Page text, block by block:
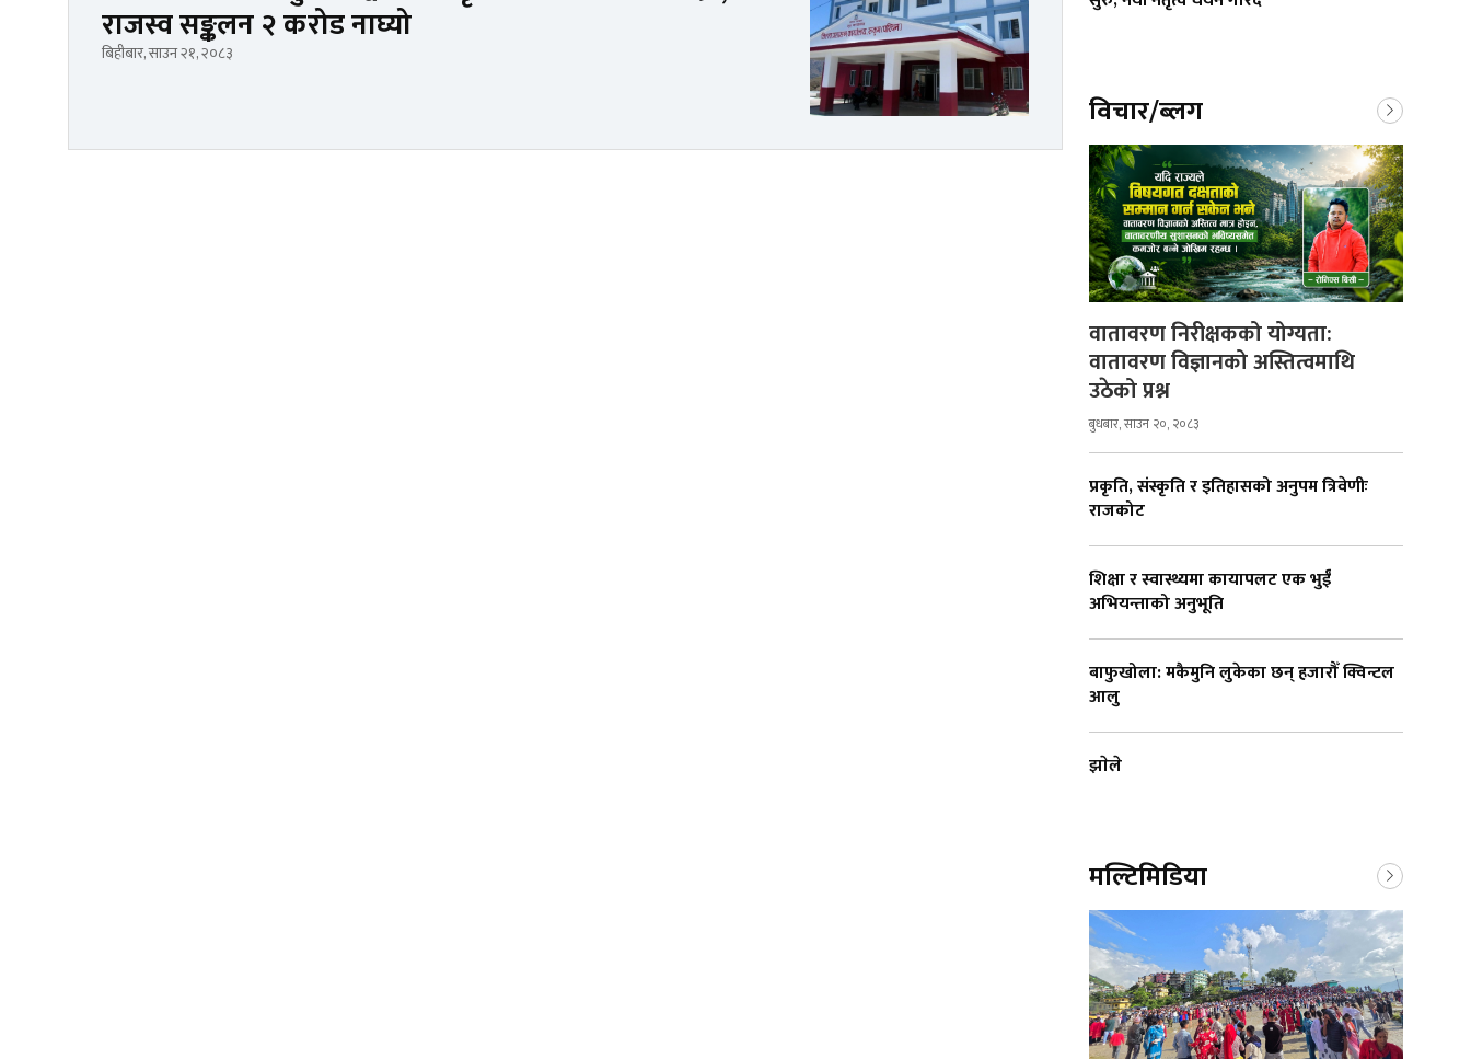
राजस्व सङ्कलन २ करोड नाघ्यो
बिहीबार, साउन २१, २०८३
विचार/ब्लग
वातावरण निरीक्षकको योग्यता:
वातावरण विज्ञानको अस्तित्वमाथि
उठेको प्रश्न
बुधबार, साउन २०, २०८३
प्रकृति, संस्कृति र इतिहासको अनुपम त्रिवेणीः
राजकोट
शिक्षा र स्वास्थ्यमा कायापलट एक भुईँ
अभियन्ताको अनुभूति
बाफुखोला: मकैमुनि लुकेका छन् हजारौँ क्विन्टल
आलु
झाेले
मल्टिमिडिया